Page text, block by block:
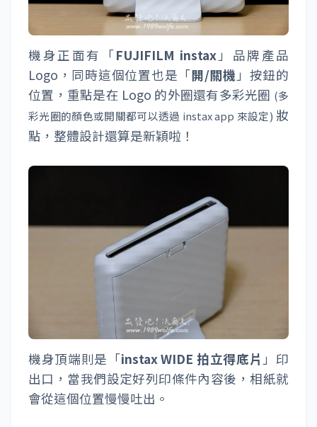
機身正面有「FUJIFILM instax」品牌產品
Logo，同時這個位置也是「開/關機 」按鈕的
位置，重點是在 Logo 的外圈還有多彩光圈 (多
彩光圈的顏色或開關都可以透過 instax app 來設定) 妝
點，整體設計還算是新穎啦！
機身頂端則是「instax WIDE 拍立得底片 」印
出口，當我們設定好列印條件內容後，相紙就
會從這個位置慢慢吐出。